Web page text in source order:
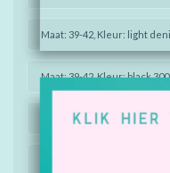
Maat: 39-42, Kleur: light
Maat: 39-42, Kleur: black
Maat: 43-46, Kleur: dark